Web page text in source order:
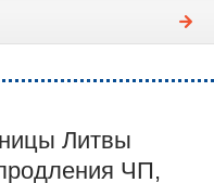
Литвы
ЧП,